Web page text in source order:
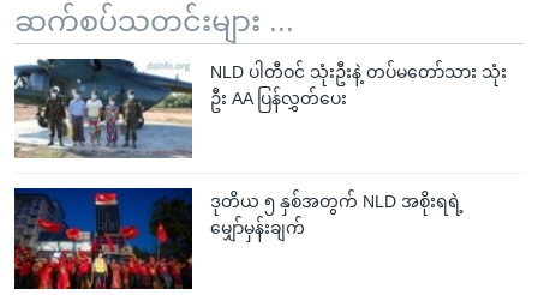
ဆက်စပ်သတင်းများ ...
NLD ပါတီဝင် သုံးဦးနဲ့ တပ်မတော်သား သုံး
ဦး AA ပြန်လွှတ်ပေး
ဒုတိယ ၅ နှစ်အတွက် NLD အစိုးရရဲ့
မျှော်မှန်းချက်